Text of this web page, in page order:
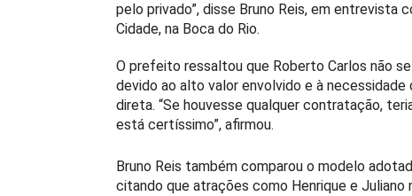
pelo privado”, disse Bruno Reis, em entrevista
Cidade, na Boca do Rio.
O prefeito ressaltou que Roberto Carlos não
devido ao alto valor envolvido e à
direta. “Se houvesse qualquer contratação,
está certíssimo”, afirmou.
Bruno Reis também comparou o modelo
citando que atrações como Henrique e